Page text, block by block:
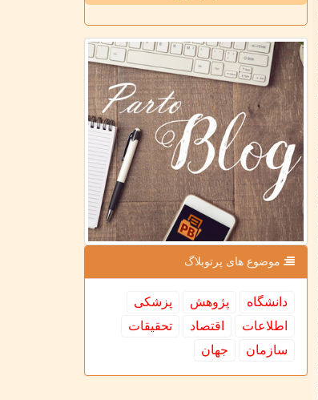
موضوع های پرتوبلاگ
دانشگاه پژوهش
پزشكی
اطلاعات
اقتصاد
تحقیقات
سازمان
جهان